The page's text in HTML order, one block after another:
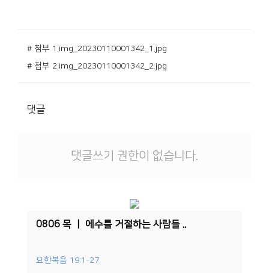
# 첨부 1.img_20230110001342_1.jpg
# 첨부 2.img_20230110001342_2.jpg
댓글
댓글쓰기 권한이 없습니다.
0806 목 ㅣ 에수를 거절하는 사람들 ..
요한복음 19:1-27